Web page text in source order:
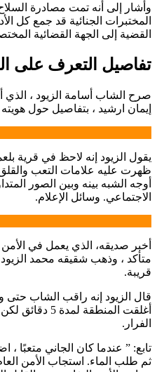
وأشار إلى أنه تمت مصادرة
المختبرات الجنائية قد جمع كل
القضية إلى الجهة القضائية
تفاصيل التعرف على
صرح الشاب أسامة الزيود ، الذي
إيمان ارشيد ، بتفاصيل حول هويته
يقول الزيود إنه لاحظ في قرية
ظهرت عليه علامات التعب
أوجه الشبه بينه وبين الصور
الاجتماعي. وسائل الإعلام.
أخبر صديقه، الذي يعمل في الأمن
متأكد ، وذهب شقيقه محمد
قريبة.
قال الزيود إنه راقب الشاب حتى
أغلقت المنطقة
الفرار.
تابع: ” عندما كان الجاني متعبًا ،
ثم طلب الماء. استجاب الأمن